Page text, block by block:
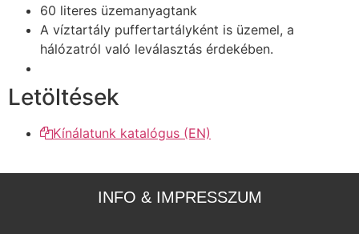
60 literes üzemanyagtank
A víztartály puffertartályként is üzemel, a
hálózatról való leválasztás érdekében.
Letöltések
Kínálatunk katalógus (EN)
INFO & IMPRESSZUM